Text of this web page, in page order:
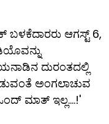
ಆಗಸ್ಟ್ 6,
ದುರಂತದಲ್ಲಿ
ಅಂಗಲಾಚುವ
ಮಾತ್ ಇಲ್ಲ....!'